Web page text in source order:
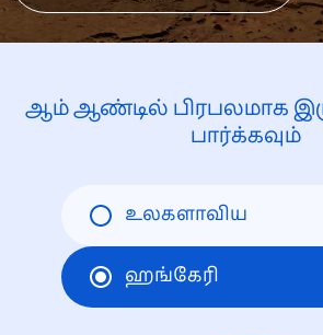
ஆம் ஆண்டில் பிரபலமாக
பார்க்கவும்
உலகளாவிய
ஹங்கேரி